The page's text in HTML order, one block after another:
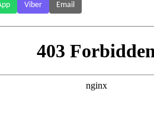
Viber Email